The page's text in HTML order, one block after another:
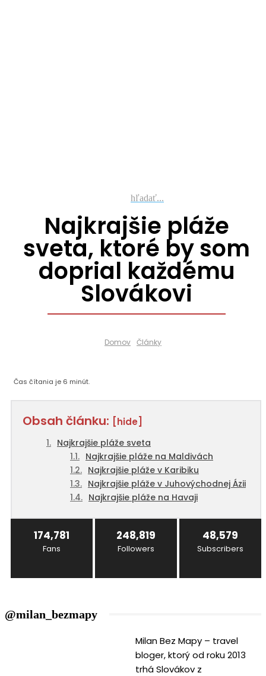
hľadať...
Najkrajšie pláže
sveta, ktoré by som
doprial každému
Slovákovi
Domov Články
Čas čítania je 6 minút.
Obsah článku: [hide]
Najkrajšie pláže sveta
Najkrajšie pláže na Maldivách
Najkrajšie pláže v Karibiku
Najkrajšie pláže v Juhovýchodnej Ázii
Najkrajšie pláže na Havaji
174,781
Fans
248,819
Followers
48,579
Subscribers
@milan_bezmapy
Milan Bez Mapy – travel
bloger, ktorý od roku 2013
trhá Slovákov z